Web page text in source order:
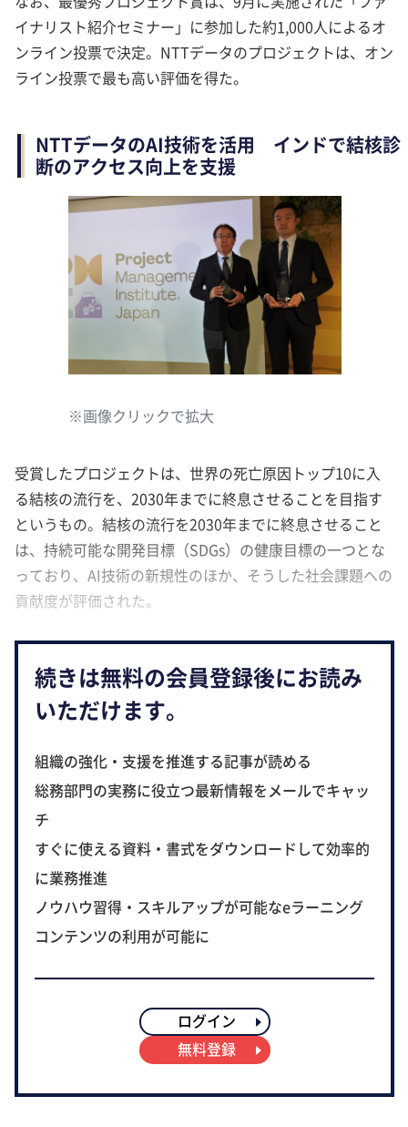
イナリスト紹介セミナー」に参加した約1,000人によるオ
ンライン投票で決定。NTTデータのプロジェクトは、オン
ライン投票で最も高い評価を得た。
NTTデータのAI技術を活用 インドで結核診
断のアクセス向上を支援
※画像クリックで拡大
受賞したプロジェクトは、世界の死亡原因トップ10に入
る結核の流行を、2030年までに終息させることを目指す
というもの。結核の流行を2030年までに終息させること
は、持続可能な開発目標（SDGs）の健康目標の一つとな
っており、AI技術の新規性のほか、そうした社会課題への
貢献度が評価された。
続きは無料の会員登録後にお読み
いただけます。
組織の強化・支援を推進する記事が読める
総務部門の実務に役立つ最新情報をメールでキャッ
チ
すぐに使える資料・書式をダウンロードして効率的
に業務推進
ノウハウ習得・スキルアップが可能なeラーニング
コンテンツの利用が可能に
ログイン
無料登録